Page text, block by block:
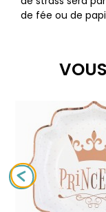
de fée ou de